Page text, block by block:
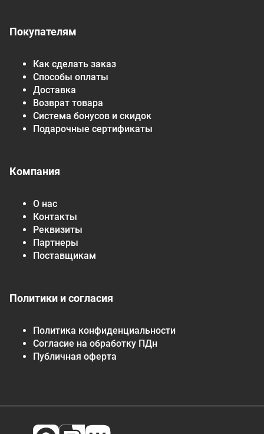
Покупателям
Как сделать заказ
Способы оплаты
Доставка
Возврат товара
Система бонусов и скидок
Подарочные сертификаты
Компания
О нас
Контакты
Реквизиты
Партнеры
Поставщикам
Политики и согласия
Политика конфиденциальности
Согласие на обработку ПДн
Публичная оферта